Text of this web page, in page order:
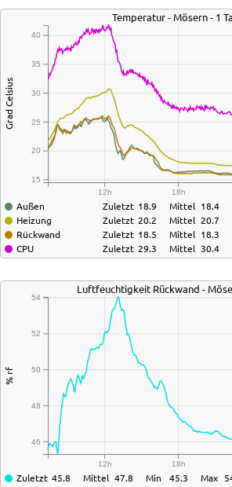
Temperatur - Mösern - 1
12h 18h
15
20
25
30
35
40
Grad Celsius
Außen
Heizung
Rückwand
CPU
Zuletzt
Zuletzt
Zuletzt
Zuletzt
18.9
20.2
18.5
29.3
Mittel
Mittel
Mittel
Mittel
18.4
20.7
18.3
30.4
Luftfeuchtigkeit Rückwand -
12h 18h
46
48
50
52
54
% rf
Zuletzt 45.8 Mittel 47.8 Min 45.3 Max